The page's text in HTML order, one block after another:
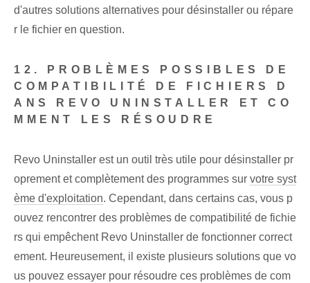
d'autres solutions alternatives pour désinstaller ou répare
r le fichier en question.
12. PROBLÈMES POSSIBLES DE
COMPATIBILITÉ DE FICHIERS D
ANS REVO UNINSTALLER ET CO
MMENT LES RÉSOUDRE
Revo Uninstaller est un outil très utile pour désinstaller pr
oprement et complètement des programmes sur votre syst
ème d'exploitation. Cependant, dans certains cas, vous p
ouvez rencontrer des problèmes de compatibilité de fichie
rs qui empêchent Revo Uninstaller de fonctionner correct
ement. Heureusement, il existe plusieurs solutions que vo
us pouvez essayer pour résoudre ces problèmes de com